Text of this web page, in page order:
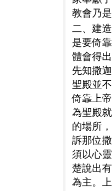
教會乃
二、建
是要倚
體會得
先知撒
聖殿並
倚靠上
為聖殿
的場所
訴那位
須以心
楚說出
為主。